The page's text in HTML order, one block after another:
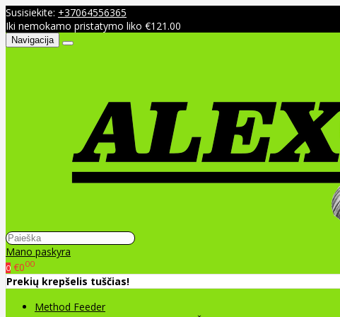
Susisiekite: +37064556365
Iki nemokamo pristatymo liko €121.00
Navigacija
Mano paskyra
0 €000
Prekių krepšelis tuščias!
Method Feeder